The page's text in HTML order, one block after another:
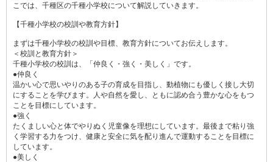
こでは、千種区の千種小学校について解説していきます。
【千種小学校の校訓や教育方針】
まずは千種小学校の校訓や目標、教育方針についてお伝えします。
＜校訓と教育方針＞
千種小学校の校訓は、「仲良く・強く・美しく」です。
●仲良く
温かい心で思いやりのある子の育成を目指し、動植物にも優しく接し大切
にすることを学びます。人や自然を愛し、ともに認め合う豊かな心をもつ
ことを目標にしています。
●強く
たくましい心と体でやりぬく児童像を理想にしています。最後まで粘り強
く学習する力をつけ、健康と安全に気を配り進んで運動することを目標に
しています。
●美しく